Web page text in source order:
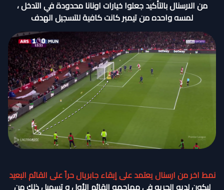
من الارسنال بالتأكيد جعلوا خيارات اونانا محدودة في التدخل ،
لمسه واحده من تيمبر كانت كافية للتسجيل الهدف
نمط اخر من ارسنال يعتمد على إبقاء جابريال حراً على القائم البعيد
ليكون لديه الحريه في مهاجمه القائم الأول و تسهيل ذلك من